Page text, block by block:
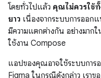
โดยทั่วไปแล้ว คุณไม่ควรใช้
ยาว เนื่องจากระบบการออก
มีความแตกต่างกัน อย่างมาก
ใช้งาน Compose
แอปของคุณอาจใช้ระบบการ
Figma ในกรณีดังกล่าว เรา